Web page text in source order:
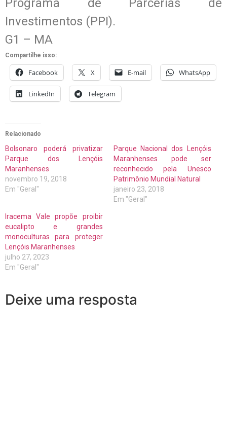
Programa de Parcerias de
Investimentos (PPI).
G1 – MA
Compartilhe isso:
Facebook X E-mail WhatsApp
LinkedIn Telegram
Relacionado
Bolsonaro poderá privatizar
Parque dos Lençóis
Maranhenses
novembro 19, 2018
Em "Geral"
Parque Nacional dos Lençóis
Maranhenses pode ser
reconhecido pela Unesco
Patrimônio Mundial Natural
janeiro 23, 2018
Em "Geral"
Iracema Vale propõe proibir
eucalipto e grandes
monoculturas para proteger
Lençóis Maranhenses
julho 27, 2023
Em "Geral"
Deixe uma resposta